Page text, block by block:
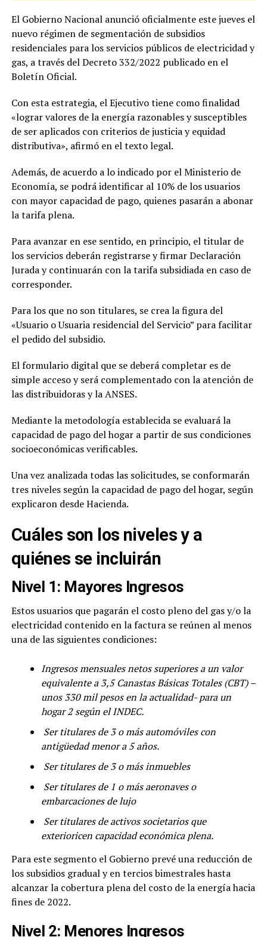
El Gobierno Nacional anunció oficialmente este jueves el
nuevo régimen de segmentación de subsidios
residenciales para los servicios públicos de electricidad y
gas, a través del Decreto 332/2022 publicado en el
Boletín Oficial.
Con esta estrategia, el Ejecutivo tiene como finalidad
«lograr valores de la energía razonables y susceptibles
de ser aplicados con criterios de justicia y equidad
distributiva», afirmó en el texto legal.
Además, de acuerdo a lo indicado por el Ministerio de
Economía, se podrá identificar al 10% de los usuarios
con mayor capacidad de pago, quienes pasarán a abonar
la tarifa plena.
Para avanzar en ese sentido, en principio, el titular de
los servicios deberán registrarse y firmar Declaración
Jurada y continuarán con la tarifa subsidiada en caso de
corresponder.
Para los que no son titulares, se crea la figura del
«Usuario o Usuaria residencial del Servicio” para facilitar
el pedido del subsidio.
El formulario digital que se deberá completar es de
simple acceso y será complementado con la atención de
las distribuidoras y la ANSES.
Mediante la metodología establecida se evaluará la
capacidad de pago del hogar a partir de sus condiciones
socioeconómicas verificables.
Una vez analizada todas las solicitudes, se conformarán
tres niveles según la capacidad de pago del hogar, según
explicaron desde Hacienda.
Cuáles son los niveles y a
quiénes se incluirán
Nivel 1: Mayores Ingresos
Estos usuarios que pagarán el costo pleno del gas y/o la
electricidad contenido en la factura se reúnen al menos
una de las siguientes condiciones:
Ingresos mensuales netos superiores a un valor
equivalente a 3,5 Canastas Básicas Totales (CBT) –
unos 330 mil pesos en la actualidad- para un
hogar 2 según el INDEC.
Ser titulares de 3 o más automóviles con
antigüedad menor a 5 años.
Ser titulares de 3 o más inmuebles
Ser titulares de 1 o más aeronaves o
embarcaciones de lujo
Ser titulares de activos societarios que
exterioricen capacidad económica plena.
Para este segmento el Gobierno prevé una reducción de
los subsidios gradual y en tercios bimestrales hasta
alcanzar la cobertura plena del costo de la energía hacia
fines de 2022.
Nivel 2: Menores Ingresos